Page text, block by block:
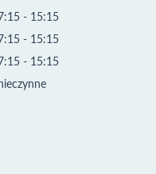
- 15:15
- 15:15
- 15:15